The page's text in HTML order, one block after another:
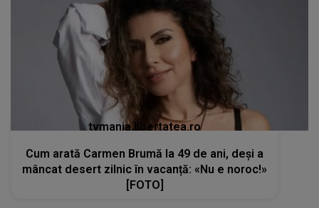
tvmania.libertatea.ro
Cum arată Carmen Brumă la 49 de ani, deși a
mâncat desert zilnic în vacanță: «Nu e noroc!»
[FOTO]